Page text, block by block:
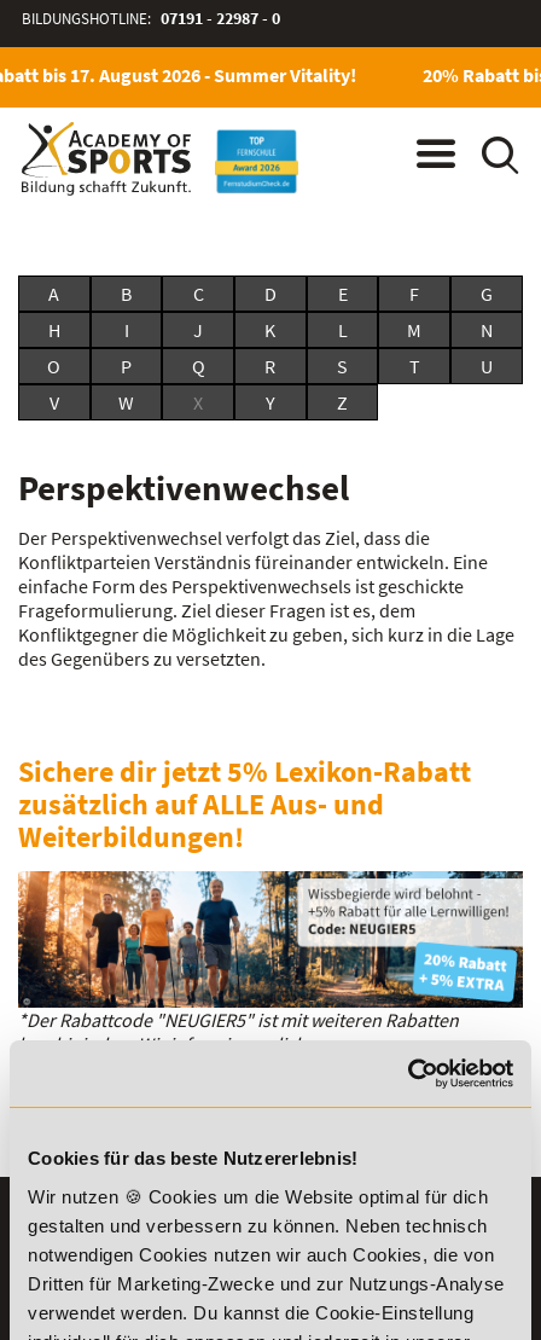
Cookies für das beste Nutzererlebnis!
Wir nutzen 🍪 Cookies um die Website optimal für dich
gestalten und verbessern zu können. Neben technisch
notwendigen Cookies nutzen wir auch Cookies, die von
Dritten für Marketing-Zwecke und zur Nutzungs-Analyse
verwendet werden. Du kannst die Cookie-Einstellung
BILDUNGSHOTLINE: 07191 - 22987 - 0
bis 17. August 2026 - Summer Vitality! 20% Rabatt
A B C D E F
G
H
I J K L M
N
O
P Q R S T
U
V
W X Y Z
Perspektivenwechsel
Der Perspektivenwechsel verfolgt das Ziel, dass die
Konfliktparteien Verständnis füreinander entwickeln. Eine
einfache Form des Perspektivenwechsels ist geschickte
Frageformulierung. Ziel dieser Fragen ist es, dem
Konfliktgegner die Möglichkeit zu geben, sich kurz in die Lage
des Gegenübers zu versetzten.
Sichere dir jetzt 5% Lexikon-Rabatt
zusätzlich auf ALLE Aus- und
Weiterbildungen!
*Der Rabattcode "NEUGIER5" ist mit weiteren Rabatten
kombinierbar. Wir informieren dich gern.
KONTAKT
07191-22987-0
WhatsApp:
+49 (0) 7191 9513201
INFORMATIONEN
Die Academy
Lehr- und
Lernmethoden